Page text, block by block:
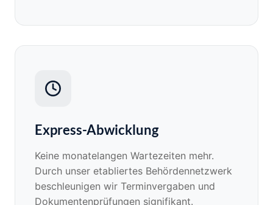
Express-Abwicklung
Keine monatelangen Wartezeiten mehr.
Durch unser etabliertes Behördennetzwerk
beschleunigen wir Terminvergaben und
Dokumentenprüfungen signifikant.